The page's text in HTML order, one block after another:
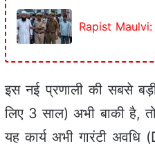
Rapist Maulvi:
इस नई प्रणाली की सबसे
लिए 3 साल) अभी बाकी है,
यह कार्य अभी गारंटी